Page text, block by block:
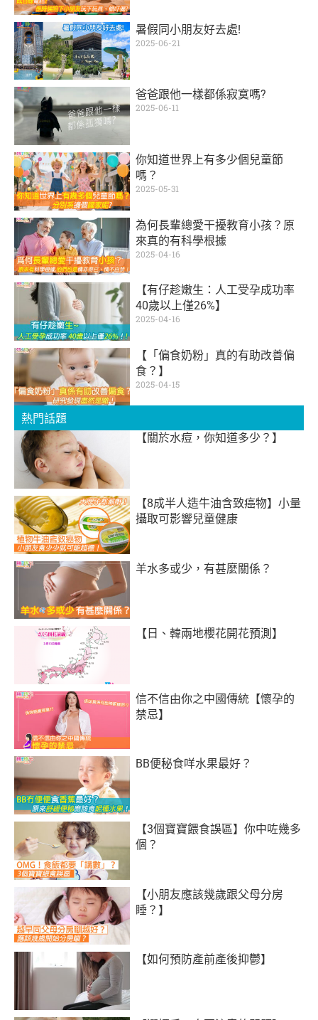
暑假同小朋友好去處!
2025-06-21
爸爸跟他一樣都係寂寞嗎?
2025-06-11
你知道世界上有多少個兒童節
嗎？
2025-05-31
為何長輩總愛干擾教育小孩？原
來真的有科學根據
2025-04-16
【有仔趁嫩生：人工受孕成功率
40歲以上僅26%】
2025-04-16
【「偏食奶粉」真的有助改善偏
食？】
2025-04-15
熱門話題
【關於水痘，你知道多少？】
【8成半人造牛油含致癌物】小量
攝取可影響兒童健康
羊水多或少，有甚麼關係？
【日、韓兩地櫻花開花預測】
信不信由你之中國傳統【懷孕的
禁忌】
BB便秘食咩水果最好？
【3個寶寶餵食誤區】你中咗幾多
個？
【小朋友應該幾歲跟父母分房
睡？】
【如何預防產前產後抑鬱】